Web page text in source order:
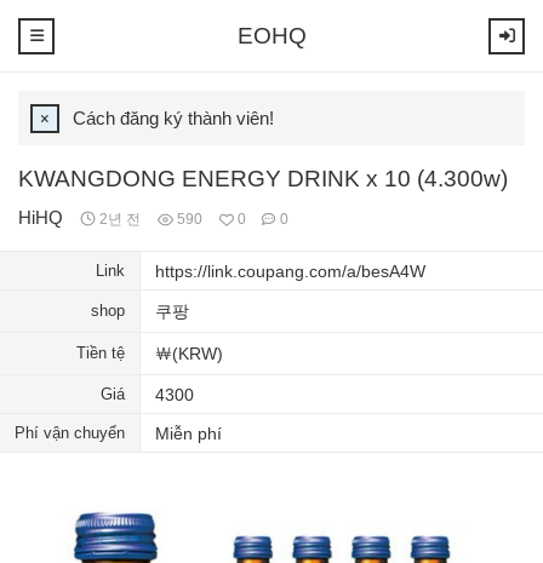
EOHQ
Cách đăng ký thành viên!
KWANGDONG ENERGY DRINK x 10 (4.300w)
HiHQ 2년 전 590 0 0
Link https://link.coupang.com/a/besA4W
shop 쿠팡
Tiền tệ ￦(KRW)
Giá 4300
Phí vận chuyển Miễn phí